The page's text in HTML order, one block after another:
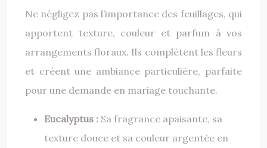
Ne négligez pas l’importance des feuillages, qui
apportent texture, couleur et parfum à vos
arrangements floraux. Ils complètent les fleurs
et créent une ambiance particulière, parfaite
pour une demande en mariage touchante.
Eucalyptus : Sa fragrance apaisante, sa
texture douce et sa couleur argentée en